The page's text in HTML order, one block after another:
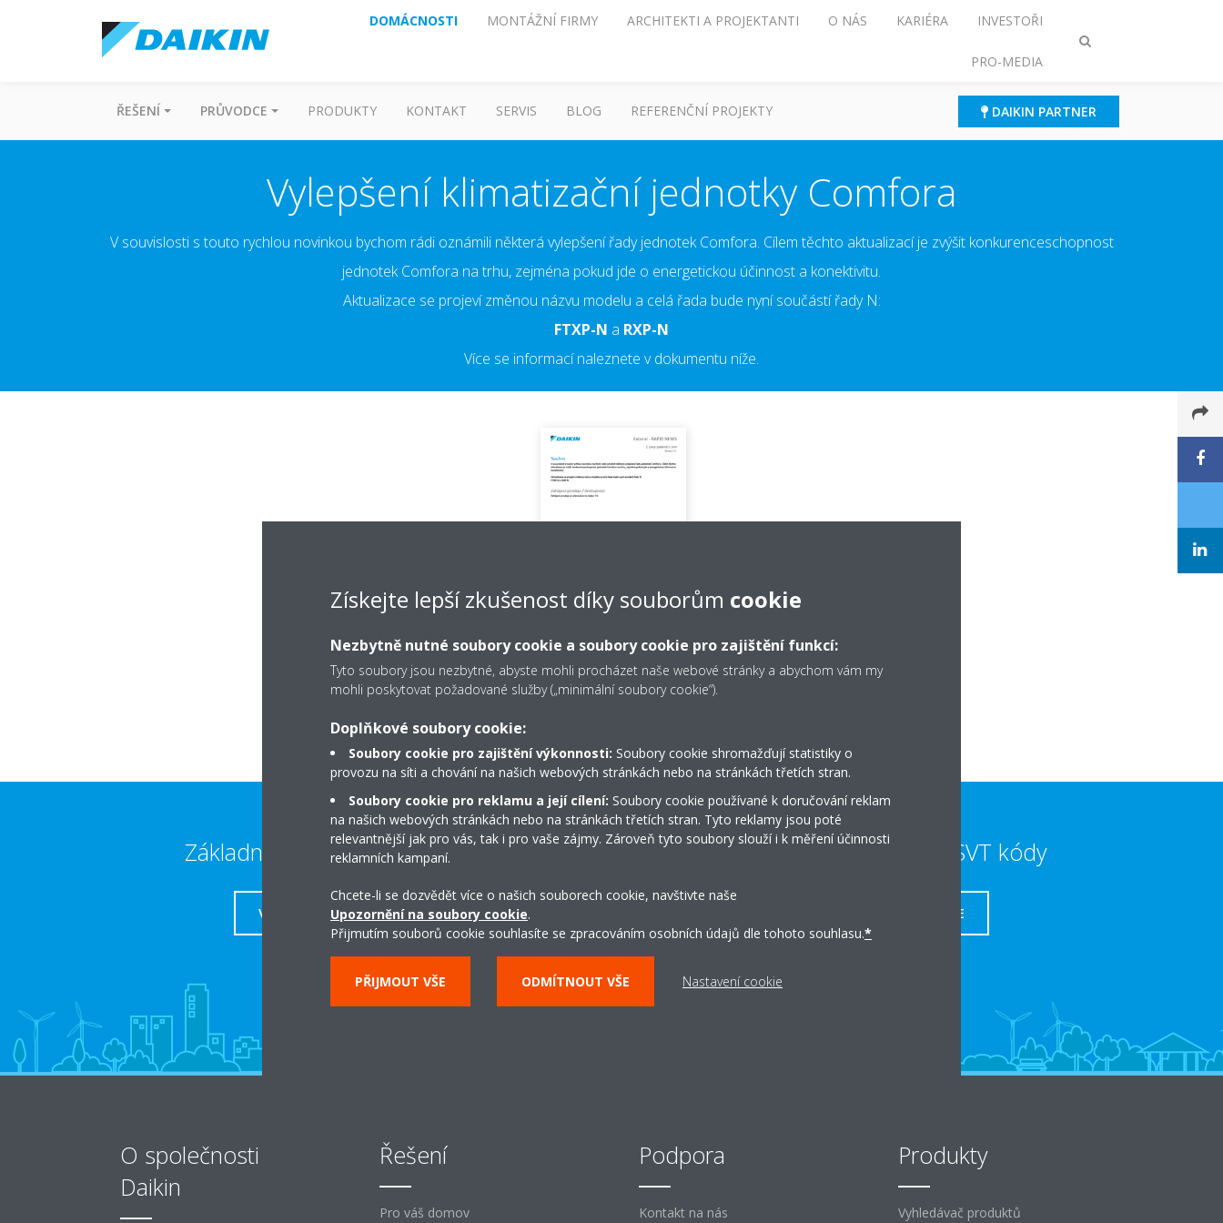
Přepnout
DOMÁCNOSTI MONTÁŽNÍ FIRMY ARCHITEKTI A PROJEKTANTI O NÁS KARIÉRA INVESTOŘI
PRO-MEDIA
ŘEŠENÍ PRŮVODCE PRODUKTY KONTAKT SERVIS BLOG REFERENČNÍ PROJEKTY DAIKIN PARTNER
Vylepšení klimatizační jednotky Comfora
V souvislosti s touto rychlou novinkou bychom rádi oznámili některá vylepšení řady jednotek Comfora. Cílem těchto aktualizací je zvýšit konkurenceschopnost
jednotek Comfora na trhu, zejména pokud jde o energetickou účinnost a konektivitu.
Aktualizace se projeví změnou názvu modelu a celá řada bude nyní součástí řady N:
FTXP-N a RXP-N
Více se informací naleznete v dokumentu níže.
Product info - RA - Comfora
FTXP-N mid-life improvement
Základní kontakty
VÍCE
Prohlédněte si náš virtuální
showroom
CHCI SI PROHLÉDNOUT ŘEŠENÍ DAIKIN
Dotace a SVT kódy
VÍCE
O společnosti
Daikin
Řešení
Pro váš domov
Podpora
Kontakt na nás
Produkty
Vyhledávač produktů
Získejte lepší zkušenost díky souborům cookie
Nezbytně nutné soubory cookie a soubory cookie pro zajištění funkcí:
Tyto soubory jsou nezbytné, abyste mohli procházet naše webové stránky a abychom vám my
mohli poskytovat požadované služby („minimální soubory cookie“).
Doplňkové soubory cookie:
Soubory cookie pro zajištění výkonnosti: Soubory cookie shromažďují statistiky o
provozu na síti a chování na našich webových stránkách nebo na stránkách třetích stran.
Soubory cookie pro reklamu a její cílení: Soubory cookie používané k doručování reklam
na našich webových stránkách nebo na stránkách třetích stran. Tyto reklamy jsou poté
relevantnější jak pro vás, tak i pro vaše zájmy. Zároveň tyto soubory slouží i k měření účinnosti
reklamních kampaní.
Chcete-li se dozvědět více o našich souborech cookie, navštivte naše
Upozornění na soubory cookie.
Přijmutím souborů cookie souhlasíte se zpracováním osobních údajů dle tohoto souhlasu.*
PŘIJMOUT VŠE ODMÍTNOUT VŠE Nastavení cookie